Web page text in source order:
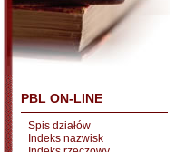
PBL ON-LINE
Spis działów
Indeks nazwisk